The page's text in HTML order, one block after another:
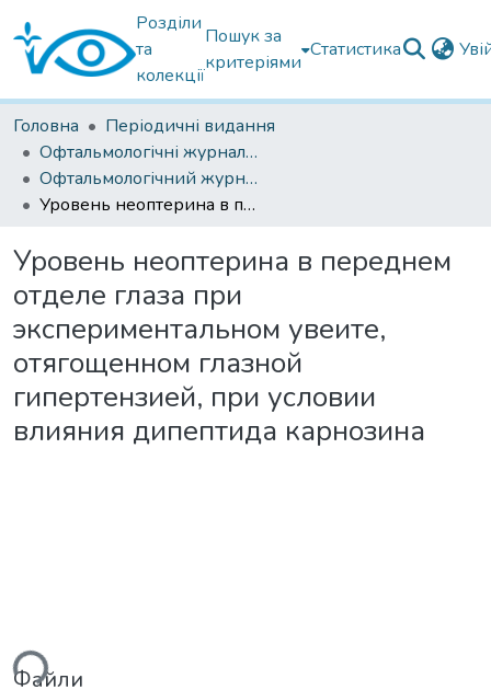
Розділи
та
колекції
Пошук за
критеріями
Статистика
Головна
Періодичні видання
Офтальмологічні журнали українські
Офтальмологічний журнал 2021
Уровень неоптерина в переднем отделе глаза при экспериментальном увеите, отягощенном глазной гипертензией, при условии влияния дипептида карнозина
Уровень неоптерина в переднем
отделе глаза при
экспериментальном увеите,
отягощенном глазной
гипертензией, при условии
влияния дипептида карнозина
Файли